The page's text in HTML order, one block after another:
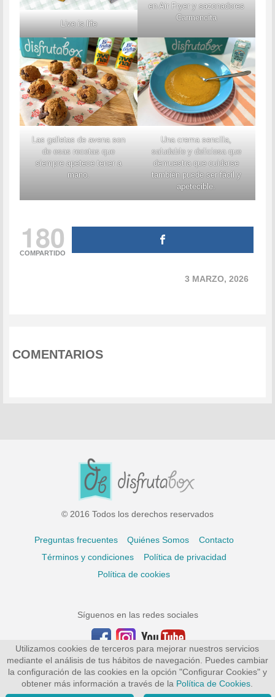
Live is life
en Air Fryer y sazonadores
Carmencita
Las galletas de avena son
de esas recetas que
siempre apetece tener a
mano.
Una crema sencilla,
saludable y deliciosa que
demuestra que cuidarse
también puede ser fácil y
apetecible.
180
COMPARTIDO
3 MARZO, 2026
COMENTARIOS
© 2016 Todos los derechos reservados
Preguntas frecuentes Quiénes Somos
Contacto
Términos y condiciones
Política de privacidad
Política de cookies
Síguenos en las redes sociales
Utilizamos cookies de terceros para mejorar nuestros servicios
mediante el análisis de tus hábitos de navegación. Puedes cambiar
la configuración de las cookies en la opción "Configurar Cookies" y
obtener más información a través de la Política de Cookies.